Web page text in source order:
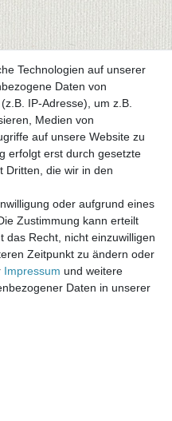
Mittwoch Ruhetag,
8.00 - 14.00 Uhr
Technologien auf unserer
Daten von
IP-Adresse), um z.B.
Medien von
auf unsere Website zu
erfolgt erst durch gesetzte
Dritten, die wir in den
oder aufgrund eines
Zustimmung kann erteilt
das Recht, nicht einzuwilligen
Zeitpunkt zu ändern oder
Impressum und weitere
Daten in unserer